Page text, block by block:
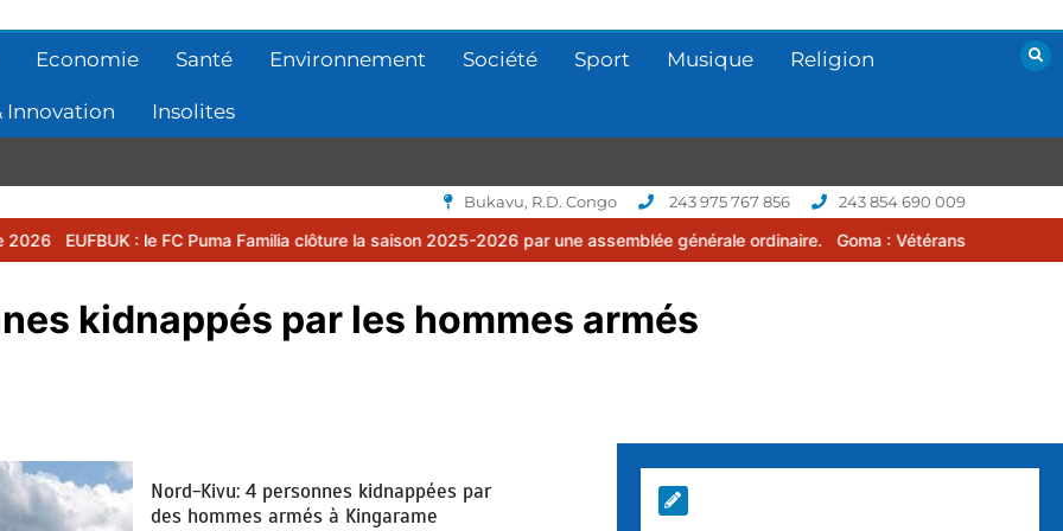
Economie Santé Environnement Société Sport Musique Religion
Innovation Insolites
Bukavu, R.D. Congo 243 975 767 856 243 854 690 009
le FC Puma Familia clôture la saison 2025-2026 par une assemblée générale ordinaire. Goma : Vétérans Cup 2026 -2027, une
kidnappés par les hommes armés
Nord-Kivu: 4 personnes kidnappées par
des hommes armés à Kingarame